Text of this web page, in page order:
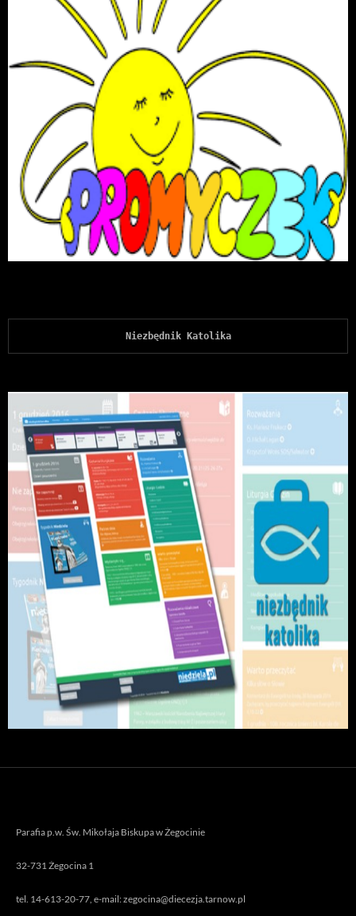
Niezbędnik Katolika
Parafia p.w. Św. Mikołaja Biskupa w Żegocinie
32-731 Żegocina 1
tel. 14-613-20-77, e-mail: zegocina@diecezja.tarnow.pl